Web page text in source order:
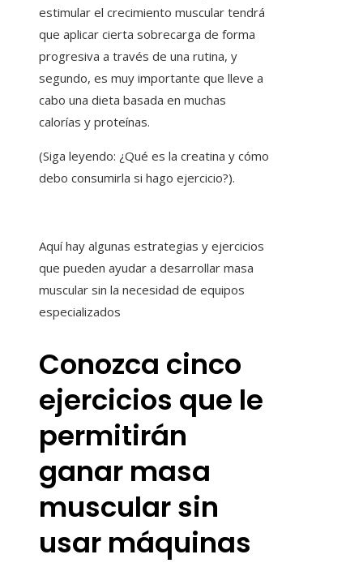
estimular el crecimiento muscular tendrá
que aplicar cierta sobrecarga de forma
progresiva a través de una rutina, y
segundo, es muy importante que lleve a
cabo una dieta basada en muchas
calorías y proteínas.
(Siga leyendo: ¿Qué es la creatina y cómo
debo consumirla si hago ejercicio?).
Aquí hay algunas estrategias y ejercicios
que pueden ayudar a desarrollar masa
muscular sin la necesidad de equipos
especializados
Conozca cinco
ejercicios que le
permitirán
ganar masa
muscular sin
usar máquinas